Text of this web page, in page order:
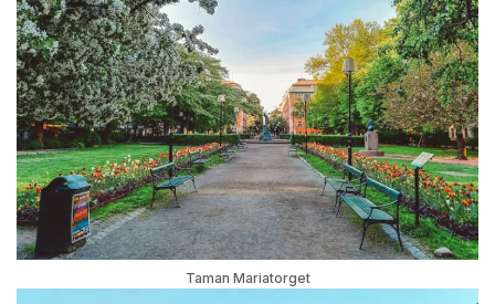
Taman Mariatorget